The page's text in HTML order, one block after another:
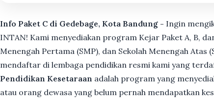
Info Paket C di Gedebage, Kota Bandung - Ingin
INTAN! Kami menyediakan program Kejar Paket A, B,
Menengah Pertama (SMP), dan Sekolah Menengah
mendaftar di lembaga pendidikan resmi kami yang
Pendidikan Kesetaraan adalah program yang
atau orang dewasa yang belum pernah mendapatkan